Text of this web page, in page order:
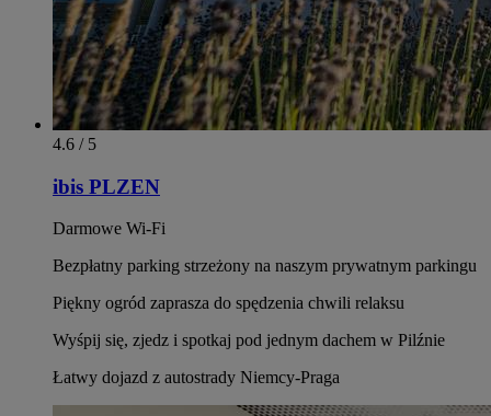
4.6 / 5
ibis PLZEN
Darmowe Wi-Fi
Bezpłatny parking strzeżony na naszym prywatnym parkingu
Piękny ogród zaprasza do spędzenia chwili relaksu
Wyśpij się, zjedz i spotkaj pod jednym dachem w Pilźnie
Łatwy dojazd z autostrady Niemcy-Praga